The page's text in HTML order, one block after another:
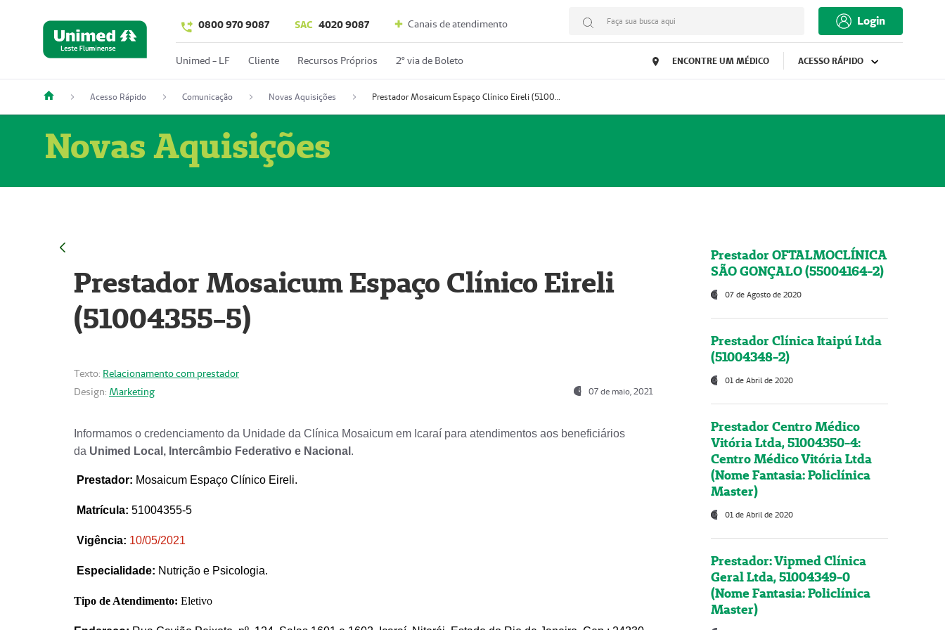
0800 970 9087 SAC 4020 9087 Canais de atendimento Faça sua busca aqui Login
Unimed - LF Cliente Recursos Próprios 2º via de Boleto ENCONTRE UM MÉDICO ACESSO RÁPIDO
Acesso Rápido Comunicação Novas Aquisições Prestador Mosaicum Espaço Clínico Eireli (51004355-5)
Novas Aquisições
Prestador Mosaicum Espaço Clínico Eireli
(51004355-5)
Texto: Relacionamento com prestador
Design: Marketing 07 de maio, 2021
Informamos o credenciamento da Unidade da Clínica Mosaicum em Icaraí para atendimentos aos beneficiários
da Unimed Local, Intercâmbio Federativo e Nacional .
Prestador: Mosaicum Espaço Clínico Eireli.
Matrícula: 51004355-5
Vigência: 10/05/2021
Especialidade: Nutrição e Psicologia.
Tipo de Atendimento: Eletivo
Prestador OFTALMOCLÍNICA
SÃO GONÇALO (55004164-2)
07 de Agosto de 2020
Prestador Clínica Itaipú Ltda
(51004348-2)
01 de Abril de 2020
Prestador Centro Médico
Vitória Ltda, 51004350-4:
Centro Médico Vitória Ltda
(Nome Fantasia: Policlínica
Master)
01 de Abril de 2020
Prestador: Vipmed Clínica
Geral Ltda, 51004349-0
(Nome Fantasia: Policlínica
Master)